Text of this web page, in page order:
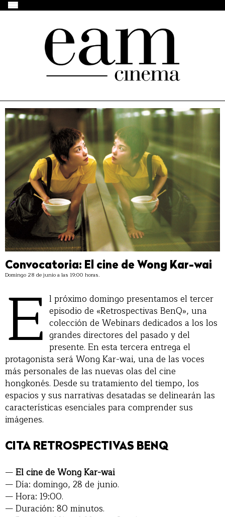
Convocatoria: El cine de Wong Kar-wai
Domingo 28 de junio a las 19:00 horas.
E l próximo domingo presentamos el tercer
episodio de «Retrospectivas BenQ», una
colección de Webinars dedicados a los los
grandes directores del pasado y del
presente. En esta tercera entrega el
protagonista será Wong Kar-wai, una de las voces
más personales de las nuevas olas del cine
hongkonés. Desde su tratamiento del tiempo, los
espacios y sus narrativas desatadas se delinearán las
características esenciales para comprender sus
imágenes.
CITA RETROSPECTIVAS BENQ
—El cine de Wong Kar-wai
— Día: domingo, 28 de junio.
— Hora: 19:00.
— Duración: 80 minutos.